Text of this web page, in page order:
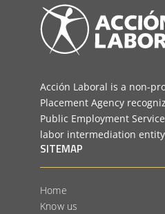
Acción Laboral is a non-
Placement Agency
Public Employment Service
labor intermediation
SITEMAP
Home
Know us